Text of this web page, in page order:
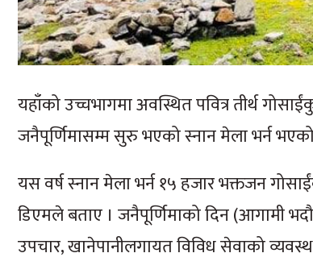
यहाँको उच्चभागमा अवस्थित पवित्र तीर्थ
जनैपूर्णिमासम्म सुरु भएको स्नान मेला भर्न
यस वर्ष स्नान मेला भर्न १५ हजार भक्तजन
डिएमले बताए । जनैपूर्णिमाको दिन (आगामी
उपचार, खानेपानीलगायत विविध सेवाको